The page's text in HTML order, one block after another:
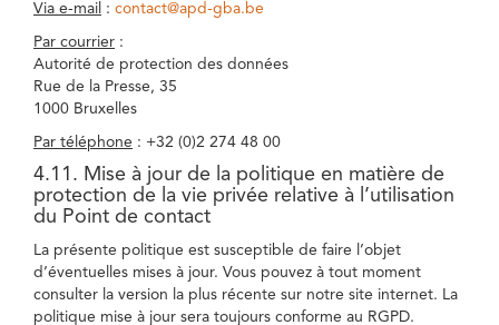
Via e-mail : contact@apd-gba.be
Par courrier :
Autorité de protection des données
Rue de la Presse, 35
1000 Bruxelles
Par téléphone : +32 (0)2 274 48 00
4.11. Mise à jour de la politique en matière de
protection de la vie privée relative à l’utilisation
du Point de contact
La présente politique est susceptible de faire l’objet
d’éventuelles mises à jour. Vous pouvez à tout moment
consulter la version la plus récente sur notre site internet. La
politique mise à jour sera toujours conforme au RGPD.